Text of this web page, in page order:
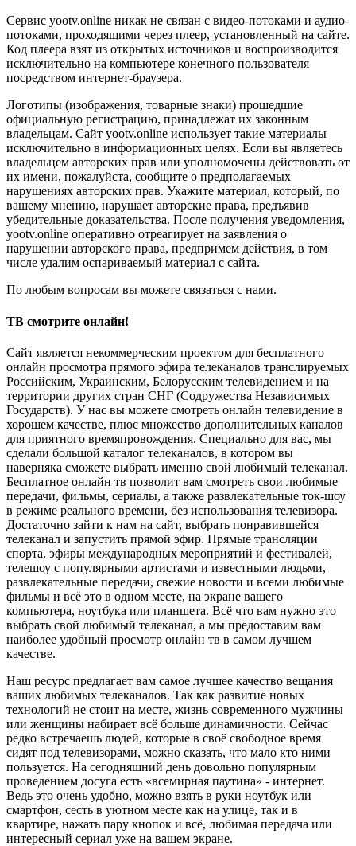
Сервис yootv.online никак не связан с видео-потоками и аудио-
потоками, проходящими через плеер, установленный на сайте.
Код плеера взят из открытых источников и воспроизводится
исключительно на компьютере конечного пользователя
посредством интернет-браузера.
Логотипы (изображения, товарные знаки) прошедшие
официальную регистрацию, принадлежат их законным
владельцам. Сайт yootv.online использует такие материалы
исключительно в информационных целях. Если вы являетесь
владельцем авторских прав или уполномочены действовать от
их имени, пожалуйста, сообщите о предполагаемых
нарушениях авторских прав. Укажите материал, который, по
вашему мнению, нарушает авторские права, предъявив
убедительные доказательства. После получения уведомления,
yootv.online оперативно отреагирует на заявления о
нарушении авторского права, предпримем действия, в том
числе удалим оспариваемый материал с сайта.
По любым вопросам вы можете связаться с нами.
ТВ смотрите онлайн!
Сайт является некоммерческим проектом для бесплатного
онлайн просмотра прямого эфира телеканалов транслируемых
Российским, Украинским, Белорусским телевидением и на
территории других стран СНГ (Содружества Независимых
Государств). У нас вы можете смотреть онлайн телевидение в
хорошем качестве, плюс множество дополнительных каналов
для приятного времяпровождения. Специально для вас, мы
сделали большой каталог телеканалов, в котором вы
наверняка сможете выбрать именно свой любимый телеканал.
Бесплатное онлайн тв позволит вам смотреть свои любимые
передачи, фильмы, сериалы, а также развлекательные ток-шоу
в режиме реального времени, без использования телевизора.
Достаточно зайти к нам на сайт, выбрать понравившейся
телеканал и запустить прямой эфир. Прямые трансляции
спорта, эфиры международных мероприятий и фестивалей,
телешоу с популярными артистами и известными людьми,
развлекательные передачи, свежие новости и всеми любимые
фильмы и всё это в одном месте, на экране вашего
компьютера, ноутбука или планшета. Всё что вам нужно это
выбрать свой любимый телеканал, а мы предоставим вам
наиболее удобный просмотр онлайн тв в самом лучшем
качестве.
Наш ресурс предлагает вам самое лучшее качество вещания
ваших любимых телеканалов. Так как развитие новых
технологий не стоит на месте, жизнь современного мужчины
или женщины набирает всё больше динамичности. Сейчас
редко встречаешь людей, которые в своё свободное время
сидят под телевизорами, можно сказать, что мало кто ними
пользуется. На сегодняшний день довольно популярным
проведением досуга есть «всемирная паутина» - интернет.
Ведь это очень удобно, можно взять в руки ноутбук или
смартфон, сесть в уютном месте как на улице, так и в
квартире, нажать пару кнопок и всё, любимая передача или
интересный сериал уже на вашем экране.